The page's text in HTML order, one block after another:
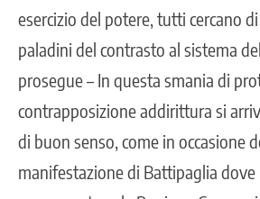
esercizio del potere, tutti cercano
paladini del contrasto al sistema
prosegue – In questa smania di
contrapposizione addirittura si
di buon senso, come in occasione
manifestazione di Battipaglia dove